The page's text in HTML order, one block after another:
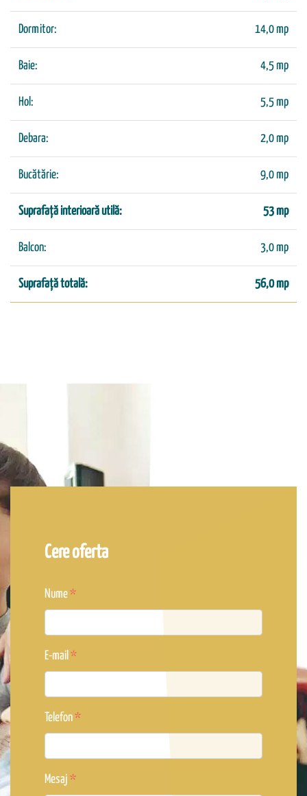
Dormitor: 14,0 mp
Baie: 4,5 mp
Hol: 5,5 mp
Debara: 2,0 mp
Bucătărie: 9,0 mp
Suprafață interioară utilă: 53 mp
Balcon: 3,0 mp
Suprafață totală: 56,0 mp
Cere oferta
Nume
E-mail
Telefon
Mesaj